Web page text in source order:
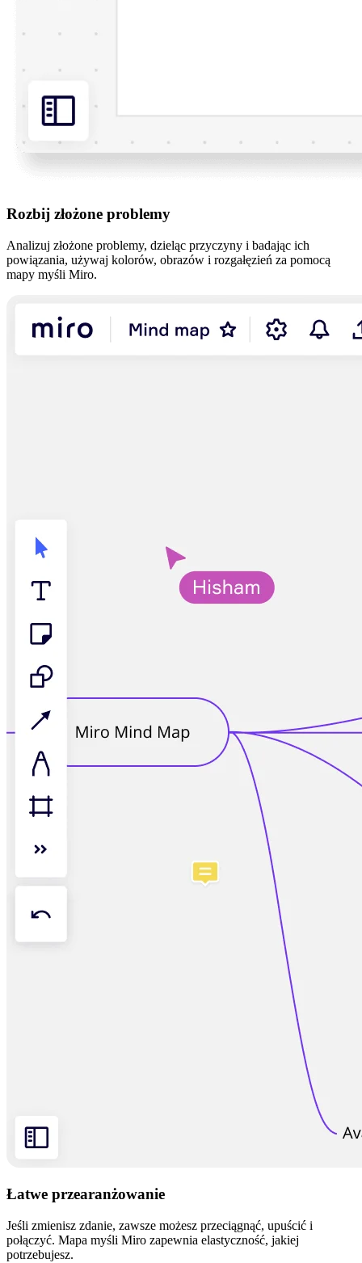
Rozbij złożone problemy
Analizuj złożone problemy, dzieląc przyczyny i badając ich
powiązania, używaj kolorów, obrazów i rozgałęzień za pomocą
mapy myśli Miro.
Łatwe przearanżowanie
Jeśli zmienisz zdanie, zawsze możesz przeciągnąć, upuścić i
połączyć. Mapa myśli Miro zapewnia elastyczność, jakiej
potrzebujesz.